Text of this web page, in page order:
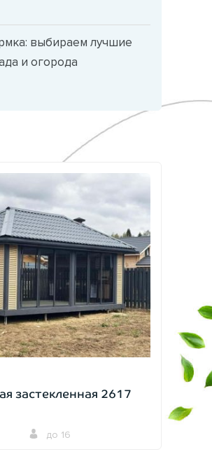
выбираем лучшие
и огорода
застекленная 2617
до 16